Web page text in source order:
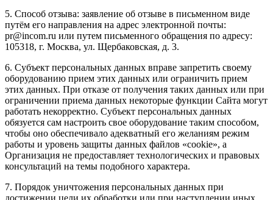
5. Способ отзыва: заявление об отзыве в письменном виде
путём его направления на адрес электронной почты:
pr@incom.ru или путем письменного обращения по адресу:
105318, г. Москва, ул. Щербаковская, д. 3.
6. Субъект персональных данных вправе запретить своему
оборудованию прием этих данных или ограничить прием
этих данных. При отказе от получения таких данных или при
ограничении приема данных некоторые функции Сайта могут
работать некорректно. Субъект персональных данных
обязуется сам настроить свое оборудование таким способом,
чтобы оно обеспечивало адекватный его желаниям режим
работы и уровень защиты данных файлов «cookie», а
Организация не предоставляет технологических и правовых
консультаций на темы подобного характера.
7. Порядок уничтожения персональных данных при
достижении цели их обработки или при наступлении иных